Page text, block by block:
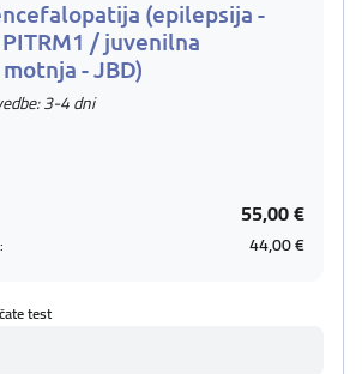
(epilepsija -
/ juvenilna
- JBD)
3-4 dni
55,00 €
44,00 €
test